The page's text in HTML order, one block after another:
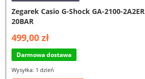
Zegarek Casio G-Shock GA-2100-2A2ER
20BAR
499,00 zł
Darmowa dostawa
Wysyłka: 1 dzień